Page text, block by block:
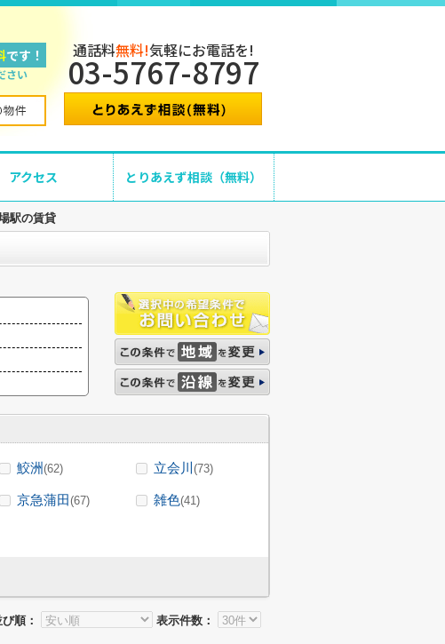
です！
さい
通話料無料!気軽にお電話を!
03-5767-8797
アクセス とりあえず相談（無料）
駅の賃貸
鮫洲 (62) 立会川 (73)
京急蒲田(67) 雑色(41)
順：
表示件数：